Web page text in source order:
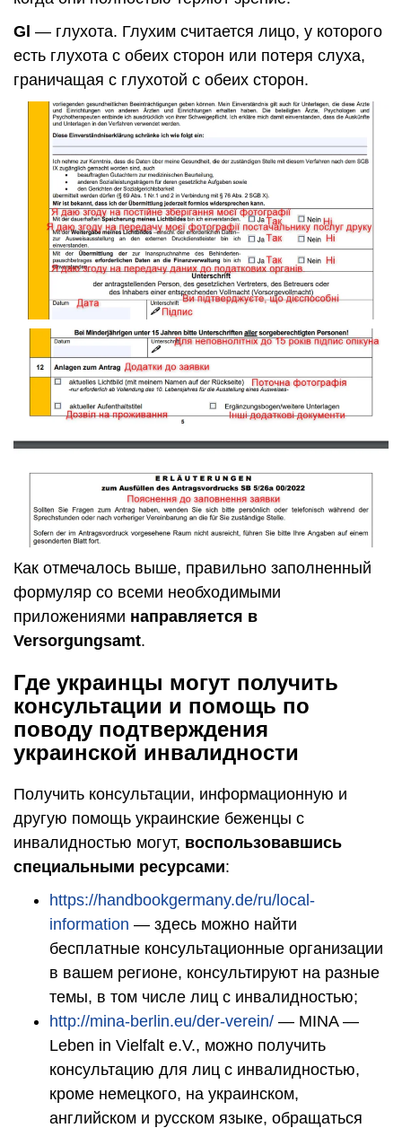
Gl — глухота. Глухим считается лицо, у которого
есть глухота с обеих сторон или потеря слуха,
граничащая с глухотой с обеих сторон.
Как отмечалось выше, правильно заполненный
формуляр со всеми необходимыми
приложениями направляется в
Versorgungsamt.
Где украинцы могут получить
консультации и помощь по
поводу подтверждения
украинской инвалидности
Получить консультации, информационную и
другую помощь украинские беженцы с
инвалидностью могут, воспользовавшись
специальными ресурсами:
https://handbookgermany.de/ru/local-
information — здесь можно найти
бесплатные консультационные организации
в вашем регионе, консультируют на разные
темы, в том числе лиц с инвалидностью;
http://mina-berlin.eu/der-verein/ — MINA —
Leben in Vielfalt e.V., можно получить
консультацию для лиц с инвалидностью,
кроме немецкого, на украинском,
английском и русском языке, обращаться